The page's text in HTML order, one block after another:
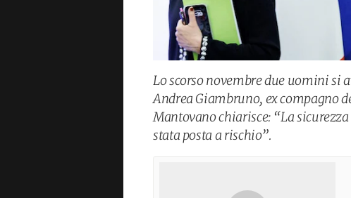
Lo scorso novembre due uomini si
Andrea Giambruno, ex compagno
Mantovano chiarisce: “La
stata posta a rischio”.